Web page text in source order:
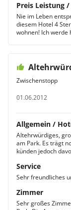
Preis Leistung
Nie im Leben
diesem Hotel 4
wohnen! Ich
Zwischenstopp
01.06.2012
Allgemein /
Altehrwürdiges,
am Park. Es trägt
künden jedoch
Service
Sehr freundliches
Zimmer
Sehr großes